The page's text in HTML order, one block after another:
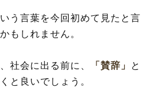
う言葉を今回初めて見たと言
もしれません。
社会に出る前に、 「賛辞」 と
と良いでしょう。